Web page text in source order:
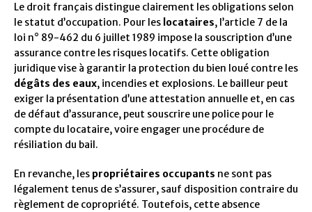
Le droit français distingue clairement les obligations selon
le statut d’occupation. Pour les locataires, l’article 7 de la
loi n° 89-462 du 6 juillet 1989 impose la souscription d’une
assurance contre les risques locatifs. Cette obligation
juridique vise à garantir la protection du bien loué contre les
dégâts des eaux, incendies et explosions. Le bailleur peut
exiger la présentation d’une attestation annuelle et, en cas
de défaut d’assurance, peut souscrire une police pour le
compte du locataire, voire engager une procédure de
résiliation du bail.
En revanche, les propriétaires occupants ne sont pas
légalement tenus de s’assurer, sauf disposition contraire du
règlement de copropriété. Toutefois, cette absence